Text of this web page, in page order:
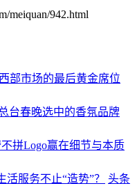
meiquan/942.html
部市场的最后黄金席位
台春晚选中的香氛品牌
拼Logo赢在细节与本质
服务不止“造势”？
头条